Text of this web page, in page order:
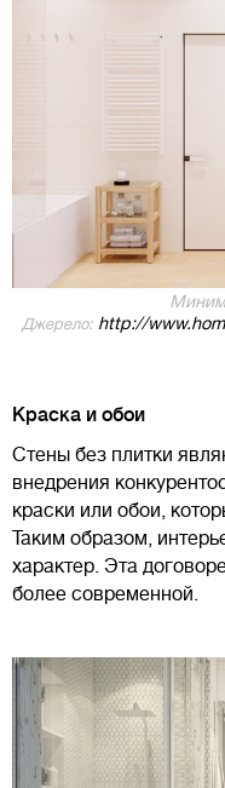
Джерело: http://
Краска и обои
Стены без плитки
внедрения
краски или обои,
Таким образом,
характер. Эта
более современной.